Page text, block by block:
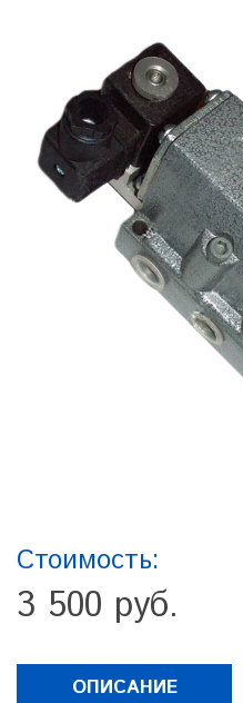
Стоимость:
3 500 руб.
ОПИСАНИЕ